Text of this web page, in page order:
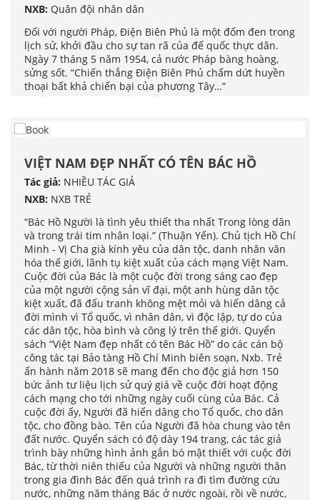
NXB: Quân đội nhân dân
Đối với người Pháp, Điện Biên Phủ là một đốm đen trong
lịch sử, khởi đầu cho sự tan rã của đế quốc thực dân.
Ngày 7 tháng 5 năm 1954, cả nước Pháp bàng hoàng,
sửng sốt. “Chiến thắng Điện Biên Phủ chấm dứt huyền
thoại bất khả chiến bại của phương Tây…”
VIỆT NAM ĐẸP NHẤT CÓ TÊN BÁC HỒ
Tác giả: NHIỀU TÁC GIẢ
NXB: NXB TRẺ
“Bác Hồ Người là tình yêu thiết tha nhất Trong lòng dân
và trong trái tim nhân loại.” (Thuận Yến). Chủ tịch Hồ Chí
Minh - Vị Cha già kính yêu của dân tộc, danh nhân văn
hóa thế giới, lãnh tụ kiệt xuất của cách mạng Việt Nam.
Cuộc đời của Bác là một cuộc đời trong sáng cao đẹp
của một người cộng sản vĩ đại, một anh hùng dân tộc
kiệt xuất, đã đấu tranh không mệt mỏi và hiến dâng cả
đời mình vì Tổ quốc, vì nhân dân, vì độc lập, tự do của
các dân tộc, hòa bình và công lý trên thế giới. Quyển
sách “Việt Nam đẹp nhất có tên Bác Hồ” do các cán bộ
công tác tại Bảo tàng Hồ Chí Minh biên soạn, Nxb. Trẻ
ấn hành năm 2018 sẽ mang đến cho độc giả hơn 150
bức ảnh tư liệu lịch sử quý giá về cuộc đời hoạt động
cách mạng cho tới những ngày cuối cùng của Bác. Cả
cuộc đời ấy, Người đã hiến dâng cho Tổ quốc, cho dân
tộc, cho đồng bào. Tên của Người đã hòa chung vào tên
đất nước. Quyển sách có độ dày 194 trang, các tác giả
trình bày những hình ảnh gắn bó mật thiết với cuộc đời
Bác, từ thời niên thiếu của Người và những người thân
trong gia đình Bác đến quá trình ra đi tìm đường cứu
nước, những năm tháng Bác ở nước ngoài, rồi về nước,